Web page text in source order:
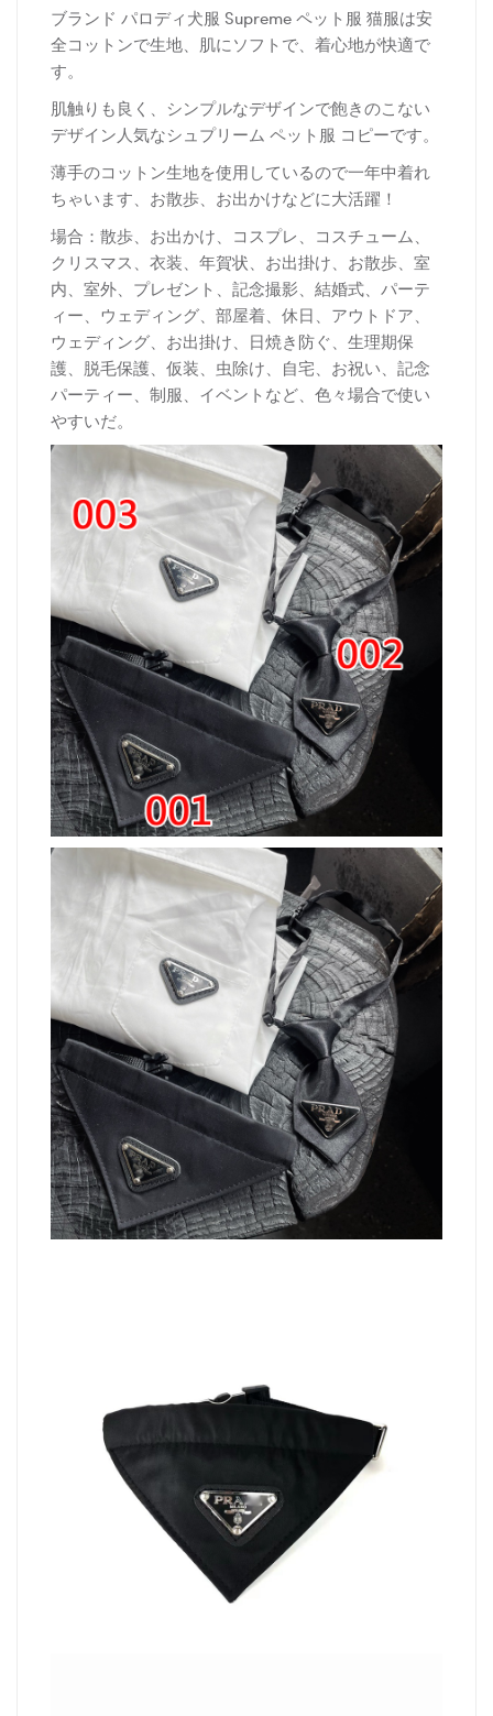
ブランド パロディ犬服 Supreme ペット服 猫服は安
全コットンで生地、肌にソフトで、着心地が快適で
す。
肌触りも良く、シンプルなデザインで飽きのこない
デザイン人気なシュプリーム ペット服 コピーです。
薄手のコットン生地を使用しているので一年中着れ
ちゃいます、お散歩、お出かけなどに大活躍！
場合：散歩、お出かけ、コスプレ、コスチューム、
クリスマス、衣装、年賀状、お出掛け、お散歩、室
内、室外、プレゼント、記念撮影、結婚式、パーテ
ィー、ウェディング、部屋着、休日、アウトドア、
ウェディング、お出掛け、日焼き防ぐ、生理期保
護、脱毛保護、仮装、虫除け、自宅、お祝い、記念
パーティー、制服、イベントなど、色々場合で使い
やすいだ。